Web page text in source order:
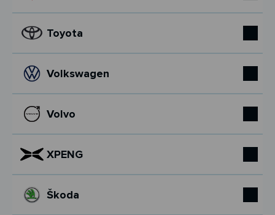
Toyota
Volkswagen
Volvo
XPENG
Škoda